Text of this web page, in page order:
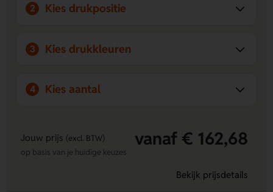
2 Kies drukpositie
3 Kies drukkleuren
4 Kies aantal
Jouw prijs (excl. BTW) vanaf € 162,68
op basis van je huidige keuzes
Bekijk prijsdetails